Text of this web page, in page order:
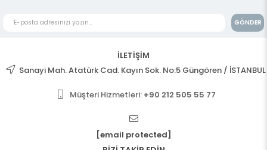
GÖNDER
İLETİŞİM
Sanayi Mah. Atatürk Cad. Kayın Sok. No:5 Güngören / İSTANBUL
Müşteri Hizmetleri: +90 212 505 55 77
[email protected]